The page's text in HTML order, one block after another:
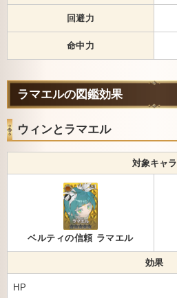
回避力
命中力
ラマエルの図鑑効果
ウィンとラマエル
対象キャラ
ベルティの信頼 ラマエル
効果
HP